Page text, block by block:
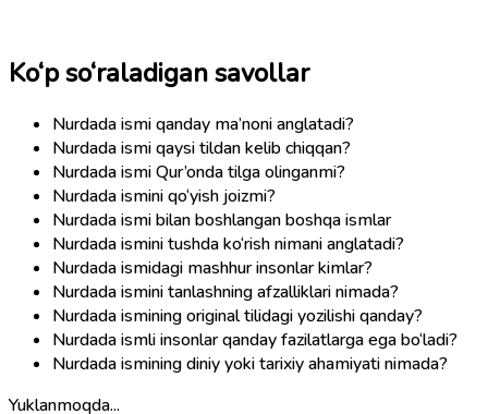
Ko‘p so‘raladigan savollar
Nurdada ismi qanday ma’noni anglatadi?
Nurdada ismi qaysi tildan kelib chiqqan?
Nurdada ismi Qur’onda tilga olinganmi?
Nurdada ismini qo‘yish joizmi?
Nurdada ismi bilan boshlangan boshqa ismlar
Nurdada ismini tushda ko‘rish nimani anglatadi?
Nurdada ismidagi mashhur insonlar kimlar?
Nurdada ismini tanlashning afzalliklari nimada?
Nurdada ismining original tilidagi yozilishi qanday?
Nurdada ismli insonlar qanday fazilatlarga ega bo‘ladi?
Nurdada ismining diniy yoki tarixiy ahamiyati nimada?
Yuklanmoqda...